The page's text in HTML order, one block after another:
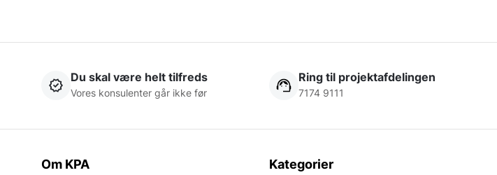
Du skal være helt tilfreds
Vores konsulenter går ikke før
Ring til projektafdelingen
7174 9111
Om KPA Kategorier